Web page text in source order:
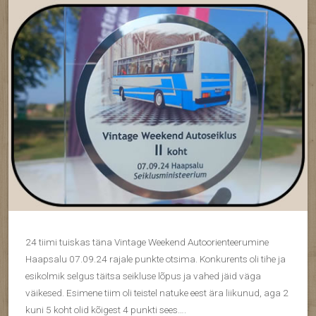
24 tiimi tuiskas täna Vintage Weekend Autoorienteerumine
Haapsalu 07.09.24 rajale punkte otsima. Konkurents oli tihe ja
esikolmik selgus täitsa seikluse lõpus ja vahed jäid väga
väikesed. Esimene tiim oli teistel natuke eest ära liikunud, aga 2
kuni 5 koht olid kõigest 4 punkti sees….